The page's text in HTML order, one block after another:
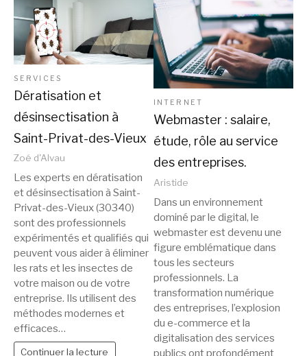
SERVICES
Dératisation et
désinsectisation à
Saint-Privat-des-Vieux
Zoé d'Alvau
Les experts en dératisation
et désinsectisation à Saint-
Privat-des-Vieux (30340)
sont des professionnels
expérimentés et qualifiés qui
peuvent vous aider à éliminer
les rats et les insectes de
votre maison ou de votre
entreprise. Ils utilisent des
méthodes modernes et
efficaces…
Continuer la lecture
INTERNET
Webmaster : salaire,
étude, rôle au service
des entreprises.
Aristide
Dans un environnement
dominé par le digital, le
webmaster est devenu une
figure emblématique dans
tous les secteurs
professionnels. La
transformation numérique
des entreprises, l’explosion
du e-commerce et la
digitalisation des services
publics ont profondément